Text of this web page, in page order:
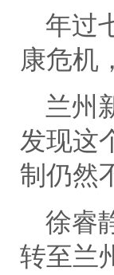
年过
康危机
兰州
发现这
制仍然
徐睿
转至兰